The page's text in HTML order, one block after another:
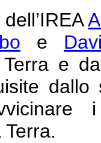
e
Terra e